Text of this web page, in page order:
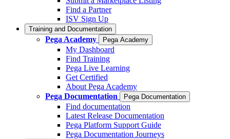
Find a Partner
ISV Sign Up
Training and Documentation
Pega Academy Pega Academy
My Dashboard
Find Training
Pega Live Learning
Get Certified
About Pega Academy
Pega Documentation
Pega Documentation
Find documentation
Latest Release Documentation
Pega Platform Support Guide
Pega Documentation Journeys